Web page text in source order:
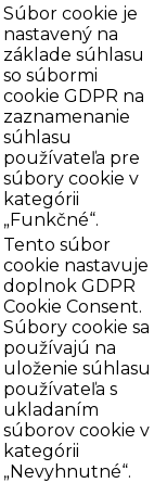
Súbor cookie je
nastavený na
základe súhlasu
so súbormi
cookie GDPR na
zaznamenanie
súhlasu
používateľa pre
súbory cookie v
kategórii
„Funkčné“.
Tento súbor
cookie nastavuje
doplnok GDPR
Cookie Consent.
Súbory cookie sa
používajú na
uloženie súhlasu
používateľa s
ukladaním
súborov cookie v
kategórii
„Nevyhnutné“.